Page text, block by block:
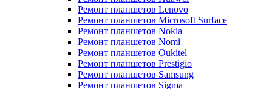
Ремонт планшетов Lenovo
Ремонт планшетов Microsoft Surface
Ремонт планшетов Nokia
Ремонт планшетов Nomi
Ремонт планшетов Oukitel
Ремонт планшетов Prestigio
Ремонт планшетов Samsung
Ремонт планшетов Sigma